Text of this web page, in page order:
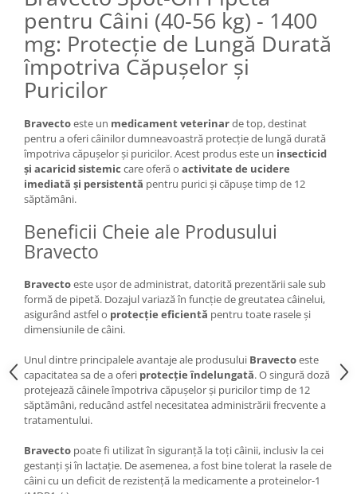
pentru Câini (40-56 kg) - 1400
mg: Protecție de Lungă Durată
împotriva Căpușelor și
Puricilor
Bravectoeste un medicament veterinarde top, destinat
pentru a oferi câinilor dumneavoastră protecție de lungă durată
împotriva căpușelor și puricilor. Acest produs este un insecticid
și acaricid sistemic care oferă o activitate de ucidere
imediată și persistentă pentru purici și căpușe timp de 12
săptămâni.
Beneficii Cheie ale Produsului
Bravecto
Bravectoeste ușor de administrat, datorită prezentării sale sub
formă de pipetă. Dozajul variază în funcție de greutatea câinelui,
asigurând astfel o protecție eficientă pentru toate rasele și
dimensiunile de câini.
Unul dintre principalele avantaje ale produsului Bravectoeste
capacitatea sa de a oferi protecție îndelungată. O singură doză
protejează câinele împotriva căpușelor și puricilor timp de 12
săptămâni, reducând astfel necesitatea administrării frecvente a
tratamentului.
Bravecto poate fi utilizat în siguranță la toți câinii, inclusiv la cei
gestanți și în lactație. De asemenea, a fost bine tolerat la rasele de
câini cu un deficit de rezistență la medicamente a proteinelor-1